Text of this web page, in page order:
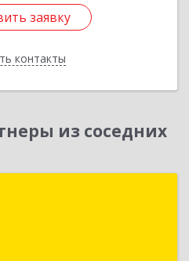
заявку
контакты
заявку
из соседних
обл, Асбест г, Малышева